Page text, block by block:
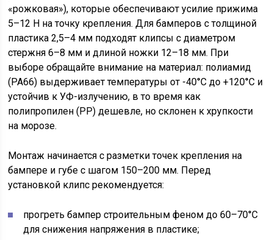
«рожковая»), которые обеспечивают усилие прижима
5–12 Н на точку крепления. Для бамперов с толщиной
пластика 2,5–4 мм подходят клипсы с диаметром
стержня 6–8 мм и длиной ножки 12–18 мм. При
выборе обращайте внимание на материал: полиамид
(PA66) выдерживает температуры от -40°C до +120°C и
устойчив к УФ-излучению, в то время как
полипропилен (PP) дешевле, но склонен к хрупкости
на морозе.
Монтаж начинается с разметки точек крепления на
бампере и губе с шагом 150–200 мм. Перед
установкой клипс рекомендуется:
прогреть бампер строительным феном до 60–70°C
для снижения напряжения в пластике;